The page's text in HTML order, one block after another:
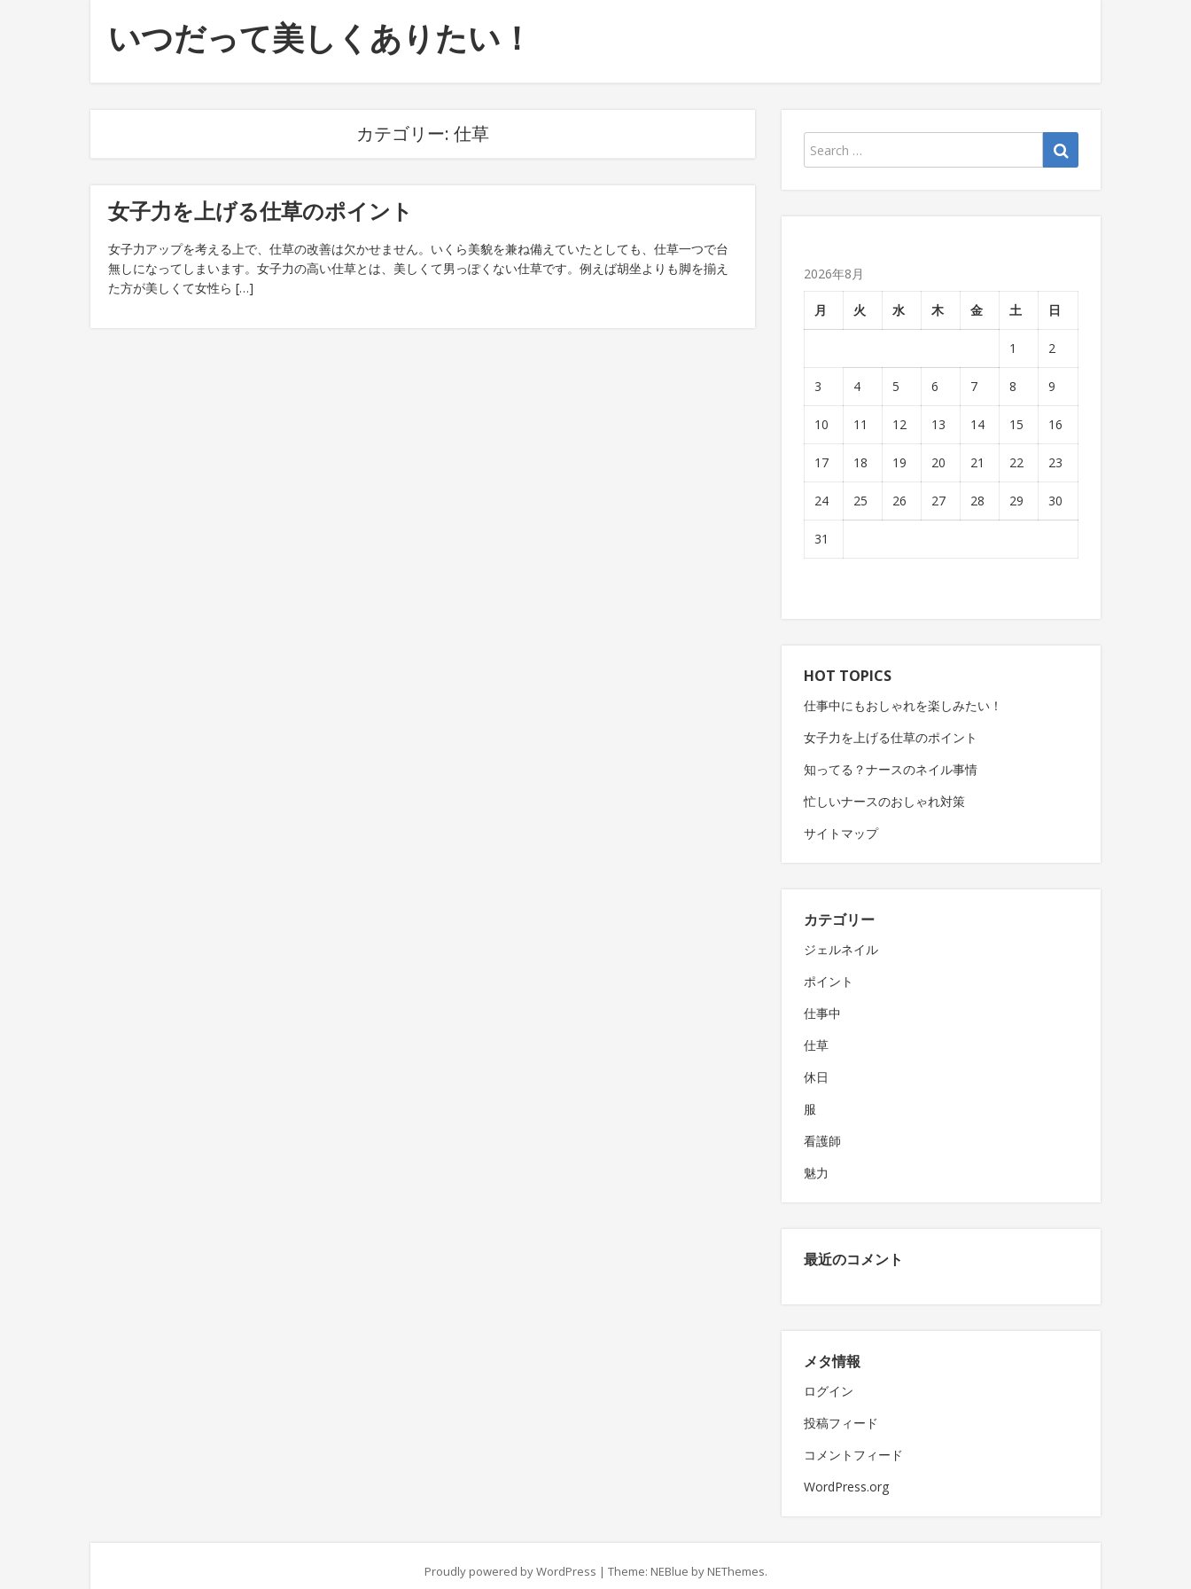
いつだって美しくありたい！
カテゴリー: 仕草
女子力を上げる仕草のポイント
女子力アップを考える上で、仕草の改善は欠かせません。いくら美貌を兼ね備えていたとしても、仕草一つで台
無しになってしまいます。女子力の高い仕草とは、美しくて男っぽくない仕草です。例えば胡坐よりも脚を揃え
た方が美しくて女性ら […]
2026年8月
月 火 水 木 金 土 日
1 2
3 4 5 6 7 8 9
10 11 12 13 14 15 16
17 18 19 20 21 22 23
24 25 26 27 28 29 30
31
HOT TOPICS
仕事中にもおしゃれを楽しみたい！
女子力を上げる仕草のポイント
知ってる？ナースのネイル事情
忙しいナースのおしゃれ対策
サイトマップ
カテゴリー
ジェルネイル
ポイント
仕事中
仕草
休日
服
看護師
魅力
最近のコメント
メタ情報
ログイン
投稿フィード
コメントフィード
WordPress.org
Proudly powered by WordPress | Theme: NEBlue by NEThemes.